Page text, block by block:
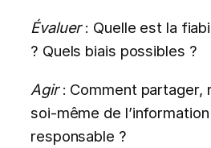
Évaluer: Quelle est la
? Quels biais possibles ?
Agir: Comment partager,
soi-même de
responsable ?